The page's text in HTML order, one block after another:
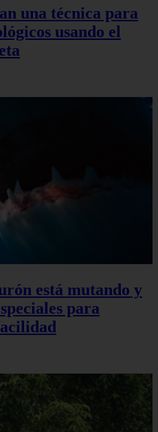
una técnica para
usando el
está mutando y
para